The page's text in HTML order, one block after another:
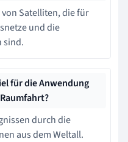
Satelliten, die für
und die
sind.
für die Anwendung
durch die
aus dem Weltall.